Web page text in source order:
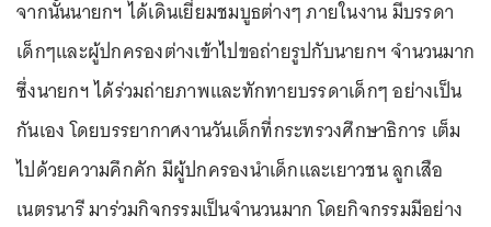
จากนั้นนายกฯ ได้เดินเยี่ยมชมบูธต่างๆ ภายในงาน มีบรรดา
เด็กๆและผู้ปกครองต่างเข้าไปขอถ่ายรูปกับนายกฯ จำนวนมาก
ซึ่งนายกฯ ได้ร่วมถ่ายภาพและทักทายบรรดาเด็กๆ อย่างเป็น
กันเอง โดยบรรยากาศงานวันเด็กที่กระทรวงศึกษาธิการ เต็ม
ไปด้วยความคึกคัก มีผู้ปกครองนำเด็กและเยาวชน ลูกเสือ
เนตรนารี มาร่วมกิจกรรมเป็นจำนวนมาก โดยกิจกรรมมีอย่าง